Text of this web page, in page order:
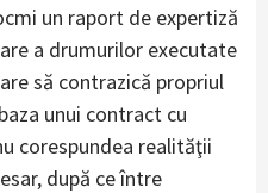
un raport de expertiză
a drumurilor executate
să contrazică propriul
unui contract cu
corespundea realităţii
după ce între